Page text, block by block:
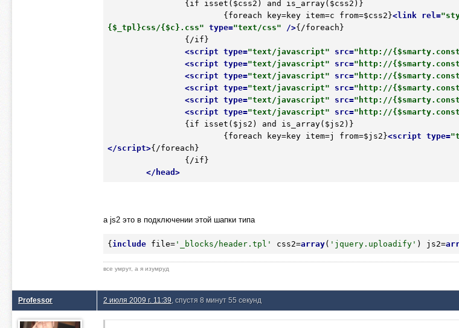
			{foreach key=key item=c from=$css2}
<link rel =
{$_tpl}css/{$c}.css" type="text/css" />{/foreach}
<script type="text/javascript" src="http://
<script type="text/javascript" src="http://
<script type="text/javascript" src="http://
<script type="text/javascript" src="http://
<script type="text/javascript" src="http://
<script type="text/javascript" src="http://
			{foreach key=key item=j from=$js2}
<script type=
</script>{/foreach}
</ head >
а js2 это в подключении этой шапки типа
{include file='_blocks/header.tpl' css2=array( 'jquery.uploadify' ) js2=
все умрут, а я изумруд
Professor 2 июля 2009 г. 11:39 , спустя 8 минут 55 секунд